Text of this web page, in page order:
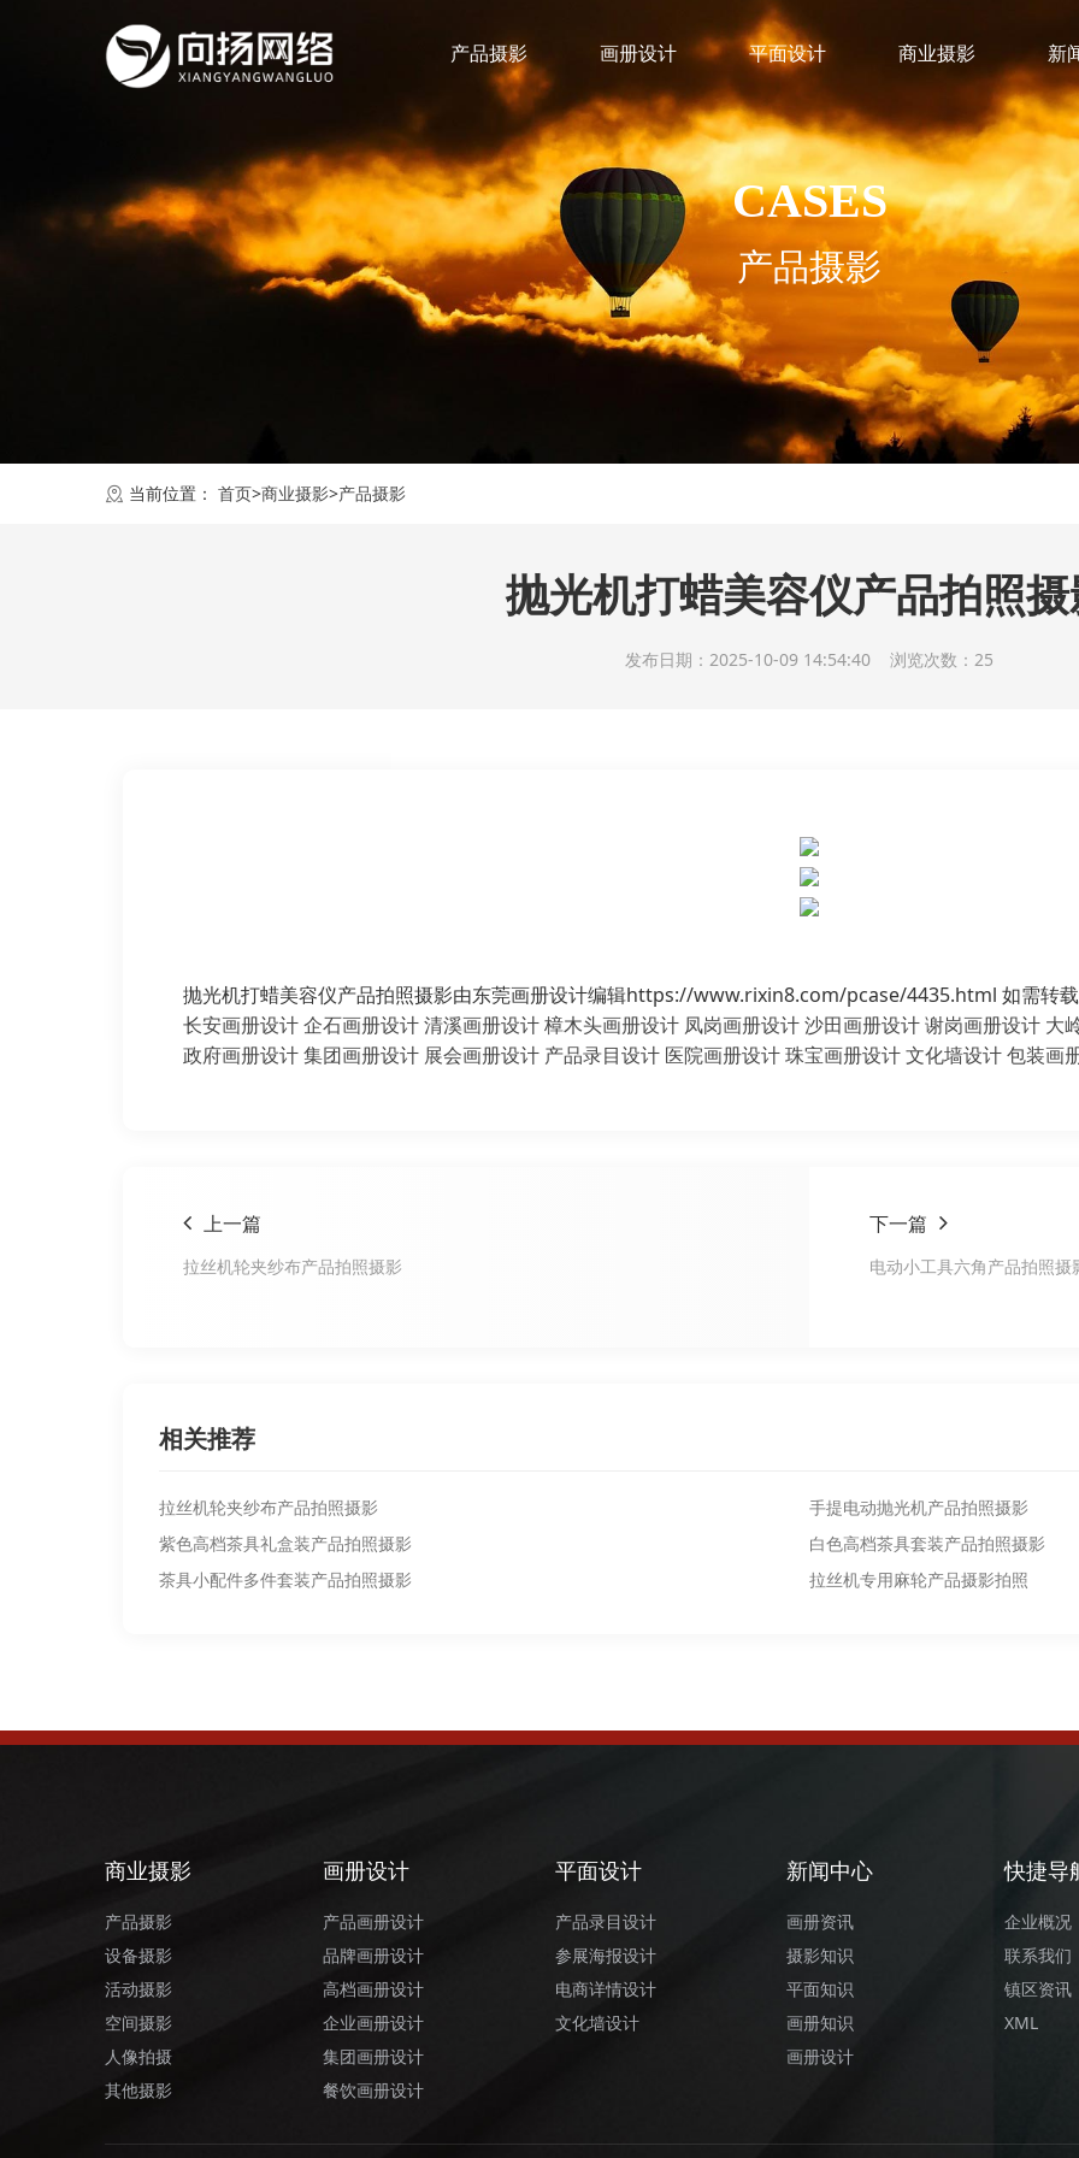
产品摄影 画册设计 平面设计 商业摄影 新
CASES
产品摄影
当前位置： 首页>商业摄影>产品摄影
抛光机打蜡美容仪产品拍照
发布日期：2025-10-09 14:54:40 浏览次数：25
抛光机打蜡美容仪产品拍照摄影由东莞画册设计编辑https://www.rixin8.com/pcase/4435.html 如需转
长安画册设计企石画册设计清溪画册设计樟木头画册设计 凤岗画册设计沙田画册设计谢岗画册设计 大
政府画册设计集团画册设计 展会画册设计 产品录目设计 医院画册设计珠宝画册设计文化墙设计包装画
上一篇
拉丝机轮夹纱布产品拍照摄影
下一篇
电动小工具六角产品拍照摄
相关推荐
拉丝机轮夹纱布产品拍照摄影
手提电动抛光机产品拍照摄影
紫色高档茶具礼盒装产品拍照摄影
白色高档茶具套装产品拍照摄影
茶具小配件多件套装产品拍照摄影
拉丝机专用麻轮产品摄影拍照
商业摄影
产品摄影
设备摄影
活动摄影
空间摄影
人像拍摄
其他摄影
画册设计
产品画册设计
品牌画册设计
高档画册设计
企业画册设计
集团画册设计
餐饮画册设计
平面设计
产品录目设计
参展海报设计
电商详情设计
文化墙设计
新闻中心
画册资讯
摄影知识
平面知识
画册知识
画册设计
快捷导
企业概况
联系我们
镇区资讯
XML